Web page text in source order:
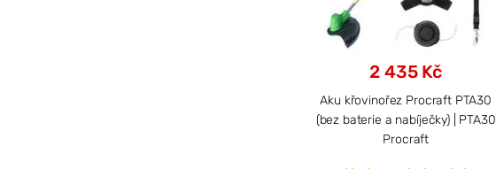
2 435 Kč
Aku křovinořez Procraft PTA30
(bez baterie a nabíječky) | PTA30
Procraft